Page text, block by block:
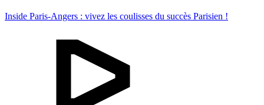
Inside Paris-Angers : vivez les coulisses du succès Parisien !